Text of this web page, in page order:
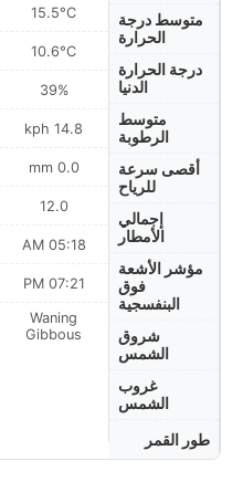
متوسط درجة
الحرارة
درجة الحرارة
الدنيا
متوسط
الرطوبة
أقصى سرعة
للرياح
إجمالي
الأمطار
مؤشر الأشعة
فوق
البنفسجية
شروق
الشمس
غروب
الشمس
طور القمر
15.5°C
10.6°C
39%
14.8 kph
0.0 mm
12.0
05:18 AM
07:21 PM
Waning
Gibbous